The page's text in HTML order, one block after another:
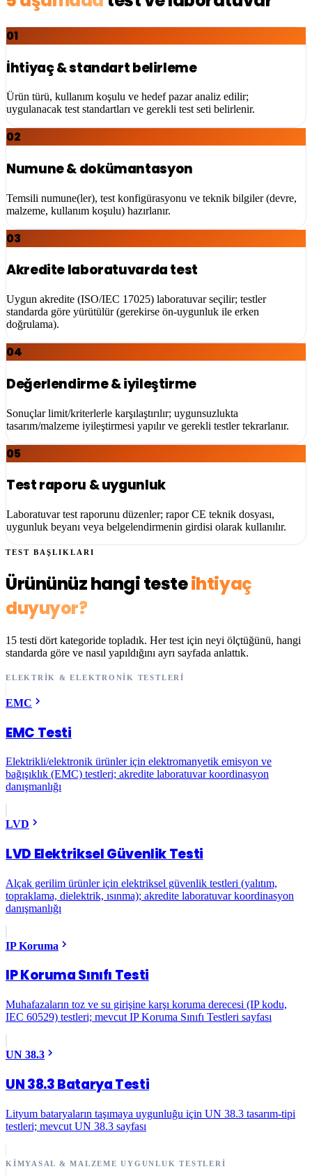
01
İhtiyaç & standart belirleme
Ürün türü, kullanım koşulu ve hedef pazar analiz edilir;
uygulanacak test standartları ve gerekli test seti belirlenir.
02
Numune & dokümantasyon
Temsili numune(ler), test konfigürasyonu ve teknik bilgiler (devre,
malzeme, kullanım koşulu) hazırlanır.
03
Akredite laboratuvarda test
Uygun akredite (ISO/IEC 17025) laboratuvar seçilir; testler
standarda göre yürütülür (gerekirse ön-uygunluk ile erken
doğrulama).
04
Değerlendirme & iyileştirme
Sonuçlar limit/kriterlerle karşılaştırılır; uygunsuzlukta
tasarım/malzeme iyileştirmesi yapılır ve gerekli testler tekrarlanır.
05
Test raporu & uygunluk
Laboratuvar test raporunu düzenler; rapor CE teknik dosyası,
uygunluk beyanı veya belgelendirmenin girdisi olarak kullanılır.
TEST BAŞLIKLARI
Ürününüz hangi testeihtiyaç
duyuyor?
15 testi dört kategoride topladık. Her test için neyi ölçtüğünü, hangi
standarda göre ve nasıl yapıldığını ayrı sayfada anlattık.
ELEKTRIK & ELEKTRONIK TESTLERI
EMC
EMC Testi
Elektrikli/elektronik ürünler için elektromanyetik emisyon ve
bağışıklık (EMC) testleri; akredite laboratuvar koordinasyon
danışmanlığı
LVD
LVD Elektriksel Güvenlik Testi
Alçak gerilim ürünler için elektriksel güvenlik testleri (yalıtım,
topraklama, dielektrik, ısınma); akredite laboratuvar koordinasyon
danışmanlığı
IP Koruma
IP Koruma Sınıfı Testi
Muhafazaların toz ve su girişine karşı koruma derecesi (IP kodu,
IEC 60529) testleri; mevcut IP Koruma Sınıfı Testleri sayfası
UN 38.3
UN 38.3 Batarya Testi
Lityum bataryaların taşımaya uygunluğu için UN 38.3 tasarım-tipi
testleri; mevcut UN 38.3 sayfası
KIMYASAL & MALZEME UYGUNLUK TESTLERI